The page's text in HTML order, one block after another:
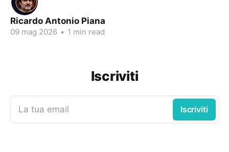
Ricardo Antonio Piana
09 mag 2026 • 1 min read
Iscriviti
La tua email Iscriviti